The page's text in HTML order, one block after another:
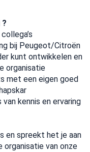
bij Peugeot/Citroën
kunt ontwikkelen en
organisatie
met een eigen goed
kennis en ervaring
en spreekt het je aan
organisatie van onze